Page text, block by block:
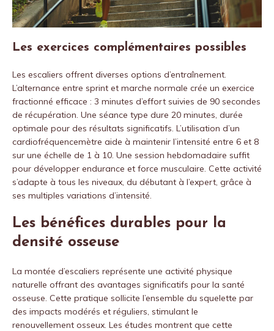
Les exercices complémentaires possibles
Les escaliers offrent diverses options d’entraînement.
L’alternance entre sprint et marche normale crée un exercice
fractionné efficace : 3 minutes d’effort suivies de 90 secondes
de récupération. Une séance type dure 20 minutes, durée
optimale pour des résultats significatifs. L’utilisation d’un
cardiofréquencemètre aide à maintenir l’intensité entre 6 et 8
sur une échelle de 1 à 10. Une session hebdomadaire suffit
pour développer endurance et force musculaire. Cette activité
s’adapte à tous les niveaux, du débutant à l’expert, grâce à
ses multiples variations d’intensité.
Les bénéfices durables pour la
densité osseuse
La montée d’escaliers représente une activité physique
naturelle offrant des avantages significatifs pour la santé
osseuse. Cette pratique sollicite l’ensemble du squelette par
des impacts modérés et réguliers, stimulant le
renouvellement osseux. Les études montrent que cette